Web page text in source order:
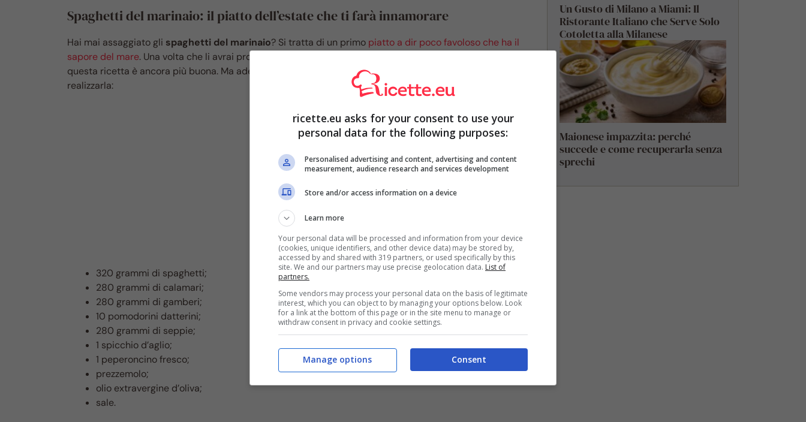
Spaghetti del marinaio: il piatto dell’estate che ti farà innamorare
Hai mai assaggiato gli spaghetti del marinaio? Si tratta di un primo piatto a dir poco favoloso che ha il
sapore del mare. Una volta che li avrai provati potrai dire addio alla solita pasta con le vongole perché
questa ricetta è ancora più buona. Ma adesso bando alle ciance e vediamo che cosa ci servirà per
realizzarla:
320 grammi di spaghetti;
280 grammi di calamari;
280 grammi di gamberi;
10 pomodorini datterini;
280 grammi di seppie;
1 spicchio d’aglio;
1 peperoncino fresco;
prezzemolo;
olio extravergine d’oliva;
sale.
Un Gusto di Milano a Miami: Il
Ristorante Italiano che Serve Solo
Cotoletta alla Milanese
Maionese impazzita: perché
succede e come recuperarla senza
sprechi
ricette.eu asks for your consent to use your
personal data for the following purposes:
Personalised advertising and content, advertising and content
measurement, audience research and services development
Store and/or access information on a device
Learn more
Your personal data will be processed and information from your device
(cookies, unique identifiers, and other device data) may be stored by,
accessed by and shared with 319 partners, or used specifically by this
site. We and our partners may use precise geolocation data. List of
partners.
Some vendors may process your personal data on the basis of legitimate
interest, which you can object to by managing your options below. Look
for a link at the bottom of this page or in the site menu to manage or
withdraw consent in privacy and cookie settings.
Consent
Manage options